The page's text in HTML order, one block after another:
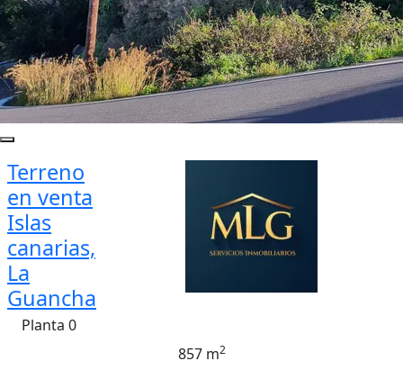
Terreno
en venta
Islas
canarias,
La
Guancha
Planta 0
857 m2